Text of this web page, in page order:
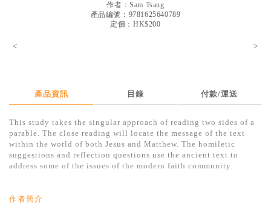
暢銷榜
中文二手書
英文二手書
精選英文書
作者：Sam Tsang
產品編號：9781625640789
定價：HK$200
< >
產品資訊 目錄 付款/運送
This study takes the singular approach of reading two sides of a
parable. The close reading will locate the message of the text
within the world of both Jesus and Matthew. The homiletic
suggestions and reflection questions use the ancient text to
address some of the issues of the modern faith community.
作者簡介